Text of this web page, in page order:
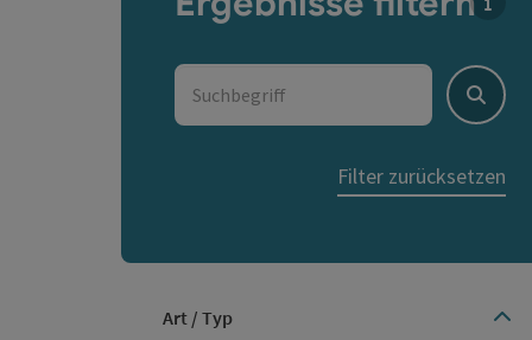
Suchbegriff
Suchen
Filter zurücksetzen
Art / Typ